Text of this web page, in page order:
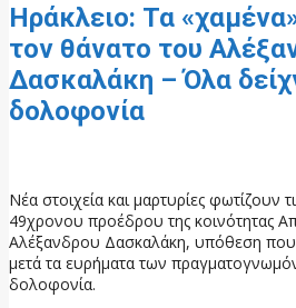
Ηράκλειο: Τα
τον θάνατο του
Δασκαλάκη – Όλα
δολοφονία
Νέα στοιχεία και μαρτυρίες φωτίζουν
49χρονου προέδρου της κοινότητας
Αλέξανδρου Δασκαλάκη, υπόθεση
μετά τα ευρήματα των
δολοφονία.